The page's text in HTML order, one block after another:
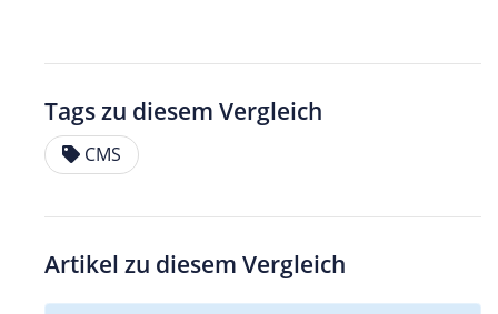
Tags zu diesem Vergleich
CMS
Artikel zu diesem Vergleich